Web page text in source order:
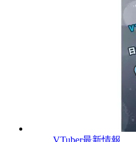
VTuber最新情報